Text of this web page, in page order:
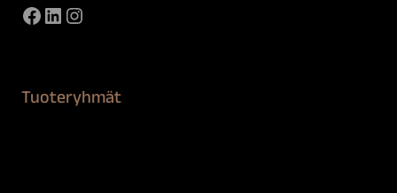
Facebook
LinkedIn
Instagram
Tuoteryhmät